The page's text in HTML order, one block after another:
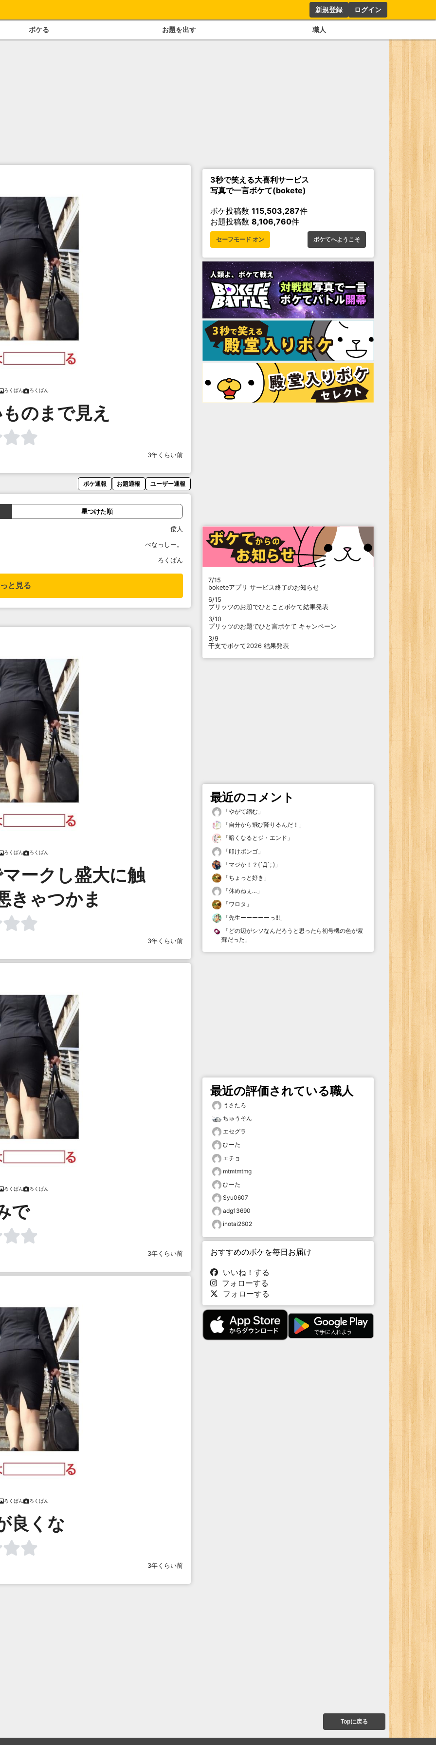
新規登録 ログイン
ボケる お題を出す 職人
ろくばん ろくばん
のまで見え
3年くらい前
ボケ通報 お題通報 ユーザー通報
星つけた順
倭人
べなっしー。
ろくばん
と見る
ろくばん ろくばん
ークし盛大に触
きゃつかま
3年くらい前
ろくばん ろくばん
で
3年くらい前
ろくばん ろくばん
良くな
3年くらい前
3秒で笑える大喜利サービス
写真で一言ボケて(bokete)
ボケ投稿数 115,503,287件
お題投稿数 8,106,760件
セーフモード オン ボケてへようこそ
7/15
boketeアプリ サービス終了のお知らせ
6/15
プリッツのお題でひとことボケて結果発表
3/10
プリッツのお題でひと言ボケて キャンペーン
3/9
干支でボケて2026 結果発表
最近のコメント
「やがて縮む 」
「自分から飛び降りるんだ！ 」
「暗くなるとジ・エンド 」
「叩けボンゴ 」
「マジか！？(´Д`; ) 」
「ちょっと好き 」
「休めねぇ… 」
「ワロタ 」
「先生ーーーーーっ!!! 」
「 どの辺がシソなんだろうと思ったら初号機の色が紫
蘇だった 」
最近の評価されている職人
うさたろ
ちゅうそん
エセグラ
ひーた
エチョ
mtmtmtmg
ひーた
Syu0607
adg13690
inotai2602
おすすめのボケを毎日お届け
いいね！する
フォローする
フォローする
Topに戻る